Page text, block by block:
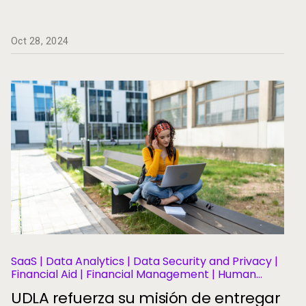
Oct 28, 2024
SaaS | Data Analytics | Data Security and Privacy |
Financial Aid | Financial Management | Human
Operations and Efficiency | Student Information
UDLA refuerza su misión de entregar